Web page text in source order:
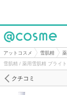
@cosme
アットコスメ 雪肌精
雪肌精 / 薬用雪肌精 ブライ
クチコミ